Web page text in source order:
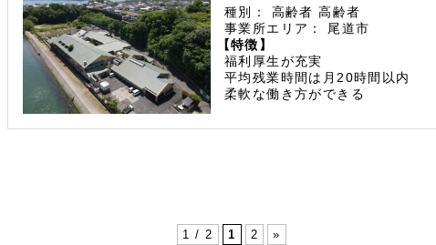
種別： 高齢者高齢者
事業所エリア：
尾道市
【特徴】
福利厚生が充実
平均残業時間は月20時間以内
柔軟な働き方ができる
1 / 2 1 2 »